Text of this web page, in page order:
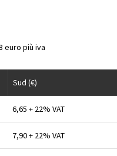
euro più iva
Sud (€)
6,65 + 22% VAT
7,90 + 22% VAT